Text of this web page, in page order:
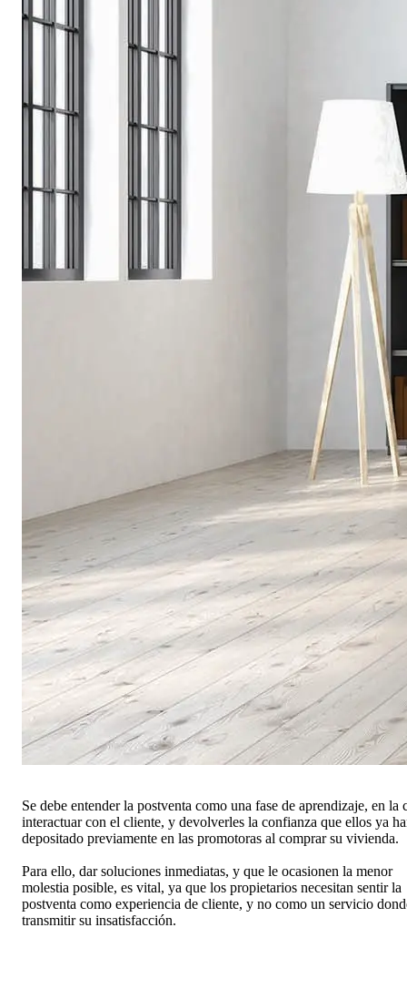
Se debe entender la postventa como una fase de aprendizaje, en la
interactuar con el cliente, y devolverles la confianza que ellos ya
depositado previamente en las promotoras al comprar su vivienda.
Para ello, dar soluciones inmediatas, y que le ocasionen la menor
molestia posible, es vital, ya que los propietarios necesitan sentir la
postventa como experiencia de cliente, y no como un servicio
transmitir su insatisfacción.